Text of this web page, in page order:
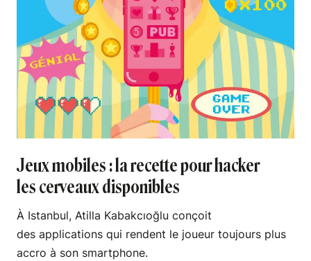
Jeux mobiles : la recette pour hacker
les cerveaux disponibles
À Istanbul, Atilla Kabakcıoğlu conçoit
des applications qui rendent le joueur toujours plus
accro à son smartphone.